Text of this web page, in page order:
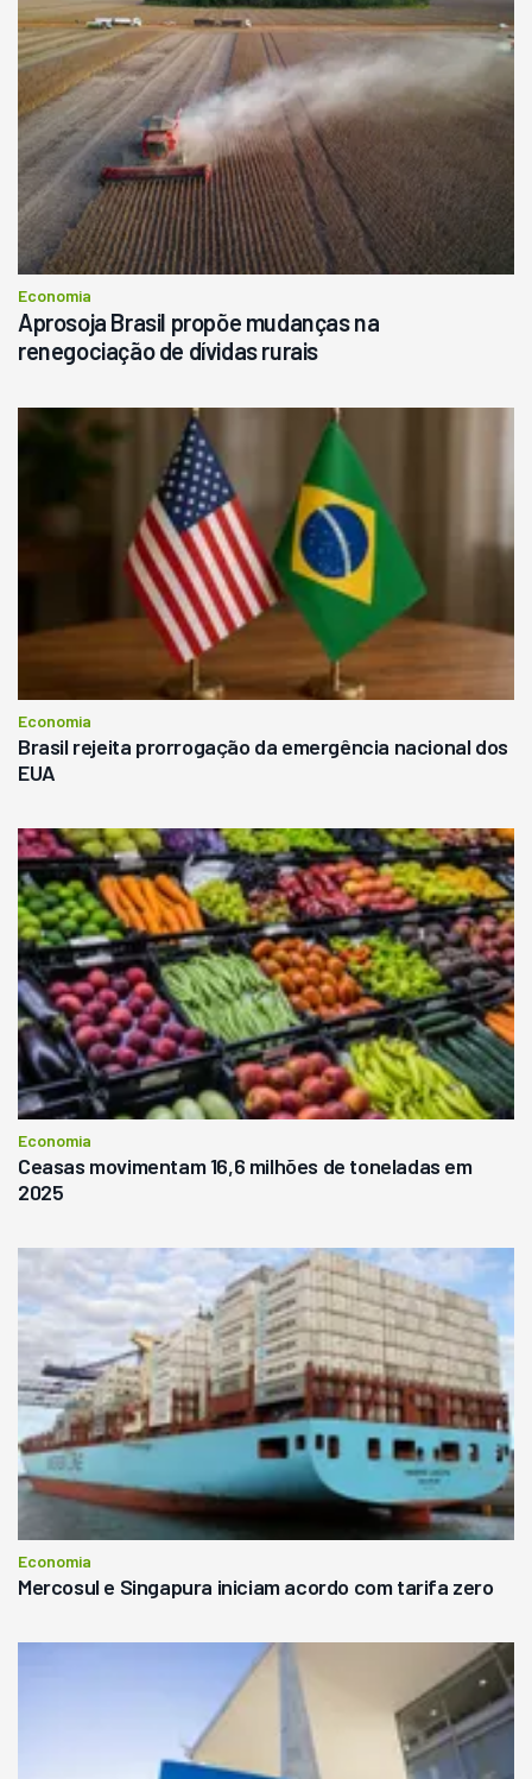
Economia
Aprosoja Brasil propõe mudanças na
renegociação de dívidas rurais
Economia
Brasil rejeita prorrogação da emergência nacional dos
EUA
Economia
Ceasas movimentam 16,6 milhões de toneladas em
2025
Economia
Mercosul e Singapura iniciam acordo com tarifa zero